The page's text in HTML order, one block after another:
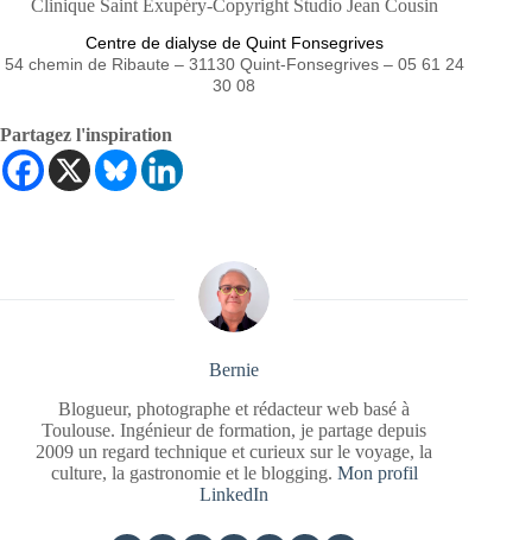
Clinique Saint Exupéry-Copyright Studio Jean Cousin
Centre de dialyse de Quint Fonsegrives
54 chemin de Ribaute – 31130 Quint-Fonsegrives – 05 61 24
30 08
Partagez l'inspiration
Bernie
Blogueur, photographe et rédacteur web basé à
Toulouse. Ingénieur de formation, je partage depuis
2009 un regard technique et curieux sur le voyage, la
culture, la gastronomie et le blogging. Mon profil
LinkedIn